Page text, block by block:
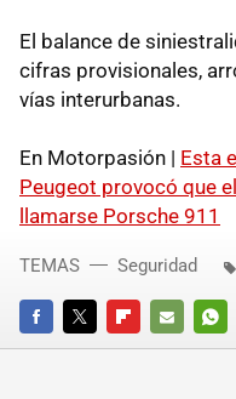
El balance de
cifras provisionales,
vías interurbanas.
En Motorpasión | Esta
Peugeot provocó que
llamarse Porsche 911
FACEBOOKTWITTERFLIPBOARD
E-
TEMAS Seguridad